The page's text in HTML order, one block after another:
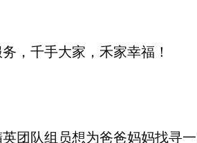
，千手大家，禾家幸福！
团队组员想为爸爸妈妈找寻